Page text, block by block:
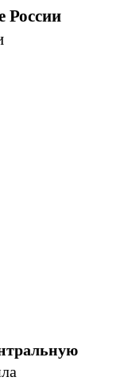
России